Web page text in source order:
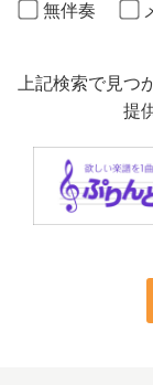
無伴奏
上記検索で見つ
提